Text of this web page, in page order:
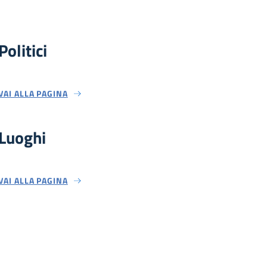
Politici
ALLA PAGINA
Luoghi
ALLA PAGINA